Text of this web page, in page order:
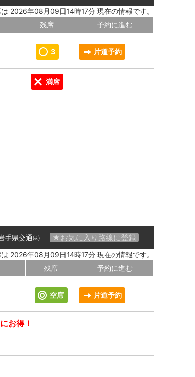
2026年08月09日14時17分 現在の情報です。
残席 予約に進む
3 片道予約
満席
★お気に入り路線に登録
手県交通㈱
2026年08月09日14時17分 現在の情報です。
残席 予約に進む
空席 片道予約
お得！